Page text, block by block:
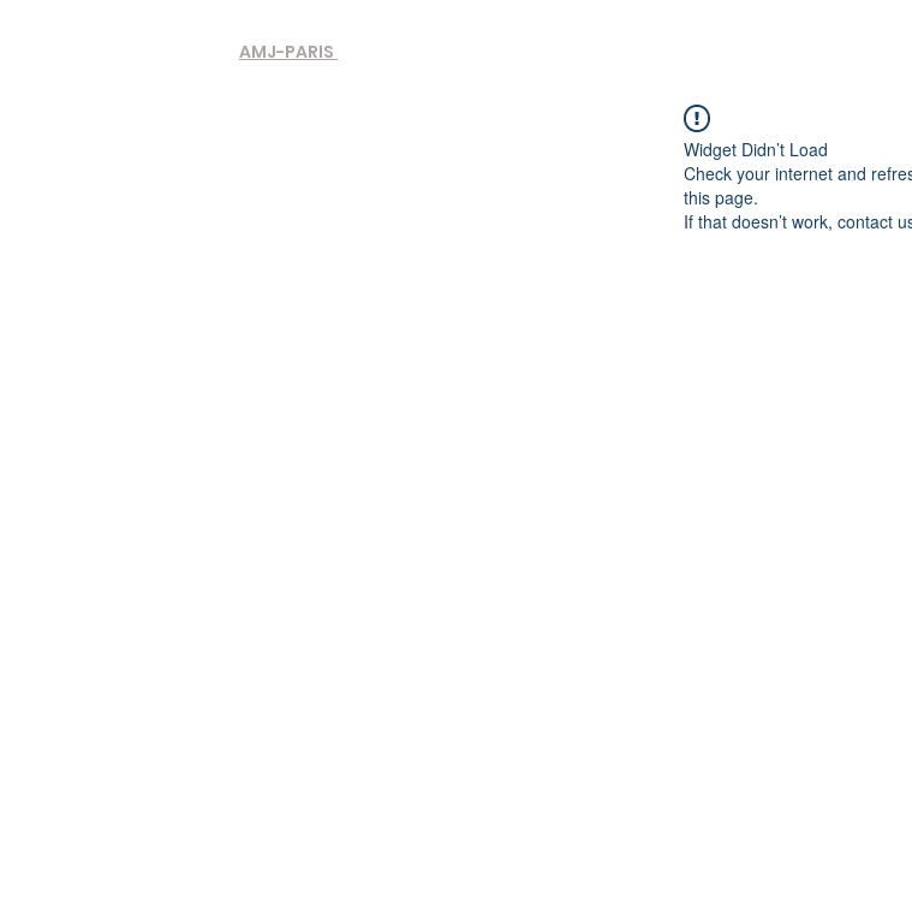
AMJ-PARIS
Widget Didn’t Load
Check your internet and
this page.
If that doesn’t work, contact